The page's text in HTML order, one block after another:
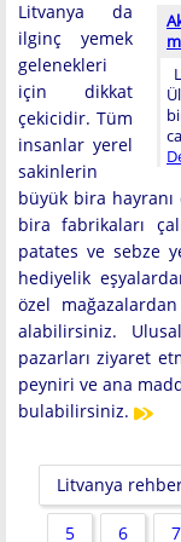
Litvanya da
ilginç yemek
gelenekleri
için dikkat
çekicidir. Tüm
insanlar yerel
sakinlerin
büyük bira
bira fabrikaları
patates ve sebze
hediyelik
özel
alabilirsiniz.
pazarları ziyaret
peyniri ve ana
bulabilirsiniz.
Litvanya
5 6 7